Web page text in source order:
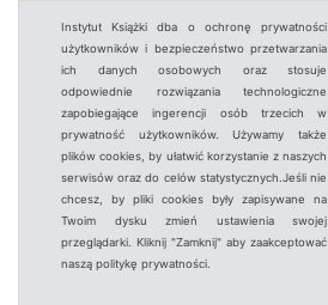
Instytut Książki dba o ochronę prywatności
użytkowników i bezpieczeństwo przetwarzania
ich danych osobowych oraz stosuje
odpowiednie rozwiązania technologiczne
zapobiegające ingerencji osób trzecich w
prywatność użytkowników. Używamy także
plików cookies, by ułatwić korzystanie z naszych
serwisów oraz do celów statystycznych.Jeśli nie
chcesz, by pliki cookies były zapisywane na
Twoim dysku zmień ustawienia swojej
przeglądarki. Kliknij "Zamknij" aby zaakceptować
naszą politykę prywatności.